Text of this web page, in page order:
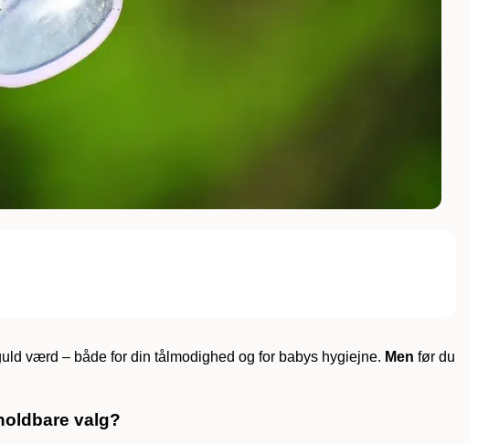
værd – både for din tålmodighed og for babys hygiejne. Men før du
valg?